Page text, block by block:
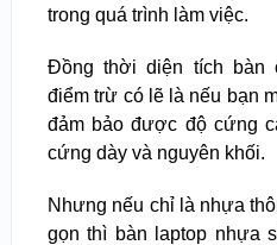
trong quá trình làm việc.
Đồng thời diện tích bàn
điểm trừ có lẽ là nếu bạn
đảm bảo được độ cứng
cứng dày và nguyên khối.
Nhưng nếu chỉ là nhựa
gọn thì bàn laptop nhựa